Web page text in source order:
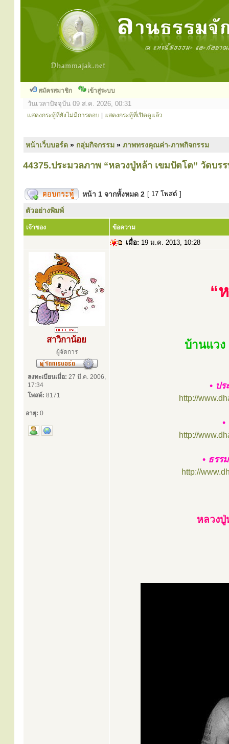
สมัครสมาชิก เข้าสู่ระบบ
วันเวลาปัจจุบัน 09 ส.ค. 2026, 00:31
แสดงกระทู้ที่ยังไม่มีการตอบ แสดงกระทู้ที่เปิดดูแล้ว
หน้าเว็บบอร์ด » กลุ่มกิจกรรม » ภาพทรงคุณค่า-ภาพกิจกรรม
44375.ประมวลภาพ “หลวงปู่หล้า เขมปัตโต” วัดบร
หน้า 1 จากทั้งหมด 2 [ 17 โพสต์ ]
ตัวอย่างพิมพ์
เจ้าของ ข้อความ
เมื่อ: 19 ม.ค. 2013, 10:28
สาวิกาน้อย
ผู้จัดการ
ลงทะเบียนเมื่อ: 27 มี.ค. 2006,
17:34
โพสต์: 8171
อายุ: 0
“
บ้านแวง
• ป
http://
http://
• ธรร
http://
หลวงปู่